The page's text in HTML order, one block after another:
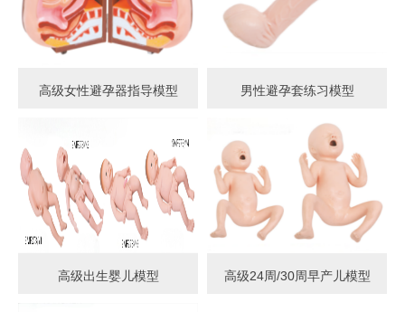
高级女性避孕器指导模型 男性避孕套练习模型
高级出生婴儿模型 高级24周/30周早产儿模型